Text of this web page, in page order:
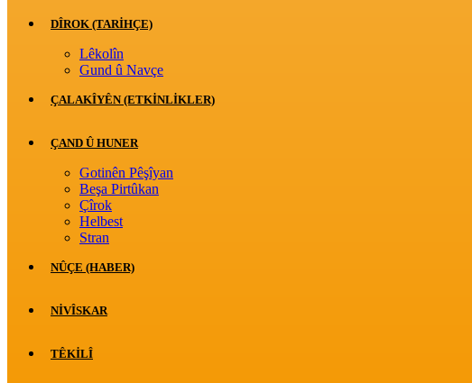
DÎROK (TARİHÇE)
Lêkolîn
Gund û Navçe
ÇALAKÎYÊN (ETKINLIKLER)
ÇAND Û HUNER
Gotinên Pêşîyan
Beşa Pirtûkan
Çîrok
Helbest
Stran
NÛÇE (HABER)
NIVÎSKAR
TÊKILÎ